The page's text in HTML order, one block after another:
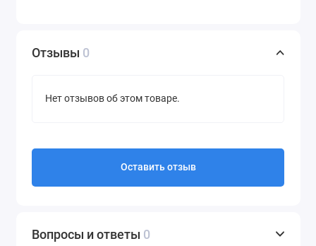
Отзывы 0
Нет отзывов об этом товаре.
Оставить отзыв
Вопросы и ответы 0